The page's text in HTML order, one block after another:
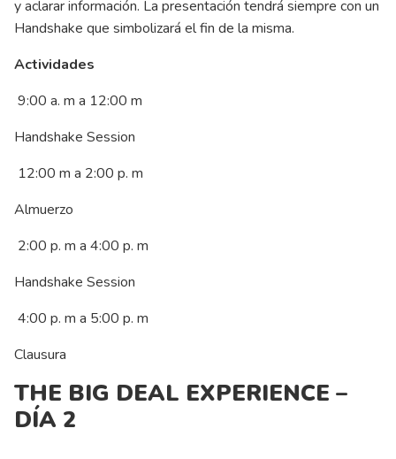
y aclarar información. La presentación tendrá siempre con un
Handshake que simbolizará el fin de la misma.
Actividades
9:00 a. m a 12:00 m
Handshake Session
12:00 m a 2:00 p. m
Almuerzo
2:00 p. m a 4:00 p. m
Handshake Session
4:00 p. m a 5:00 p. m
Clausura
THE BIG DEAL EXPERIENCE –
DÍA 2